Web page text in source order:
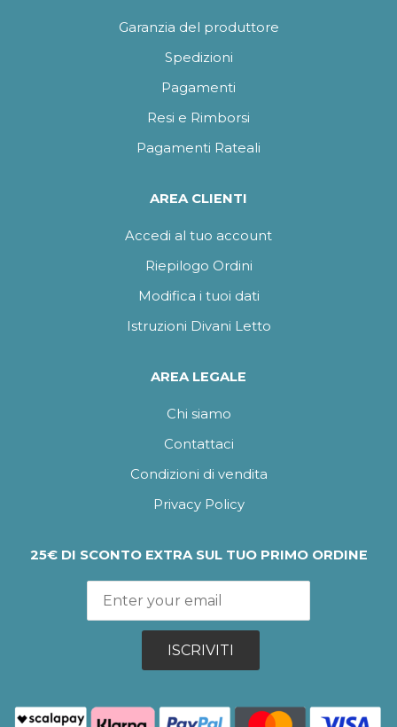
Garanzia del produttore
Spedizioni
Pagamenti
Resi e Rimborsi
Pagamenti Rateali
AREA CLIENTI
Accedi al tuo account
Riepilogo Ordini
Modifica i tuoi dati
Istruzioni Divani Letto
AREA LEGALE
Chi siamo
Contattaci
Condizioni di vendita
Privacy Policy
25€ DI SCONTO EXTRA SUL TUO PRIMO ORDINE
ISCRIVITI